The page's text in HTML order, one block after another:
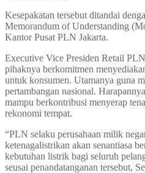
Kesepakatan tersebut ditandai
Memorandum of Understanding
Kantor Pusat PLN Jakarta.
Executive Vice Presiden Retail
pihaknya berkomitmen
untuk konsumen. Utamanya guna
pertambangan nasional.
mampu berkontribusi menyerap
rekonomi tempat.
“PLN selaku perusahaan milik
ketenagalistrikan akan senantiasa
kebutuhan listrik bagi seluruh
seusai penandatanganan tersebut,